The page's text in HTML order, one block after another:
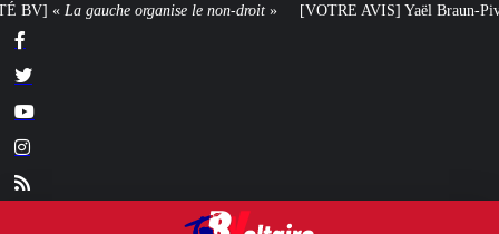
» [VOTRE AVIS] Yaël Braun-Pivet doit-elle renoncer à son projet